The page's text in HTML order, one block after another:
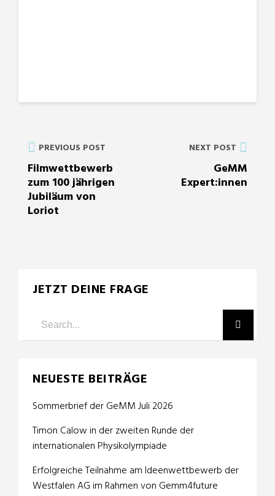
PREVIOUS POST
Filmwettbewerb
zum 100 jährigen
Jubiläum von
Loriot
NEXT POST
GeMM
Expert:innen
JETZT DEINE FRAGE
NEUESTE BEITRÄGE
Sommerbrief der GeMM Juli 2026
Timon Calow in der zweiten Runde der
internationalen Physikolympiade
Erfolgreiche Teilnahme am Ideenwettbewerb der
Westfalen AG im Rahmen von Gemm4future